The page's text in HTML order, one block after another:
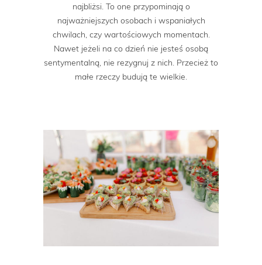
najbliżsi. To one przypominają o
najważniejszych osobach i wspaniałych
chwilach, czy wartościowych momentach.
Nawet jeżeli na co dzień nie jesteś osobą
sentymentalną, nie rezygnuj z nich. Przecież to
małe rzeczy budują te wielkie.